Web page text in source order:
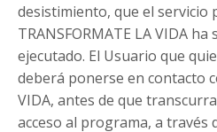
desistimiento, que el servicio
TRANSFORMATE LA VIDA
ejecutado. El Usuario que
deberá ponerse en contacto
VIDA, antes de que
acceso al programa, a través